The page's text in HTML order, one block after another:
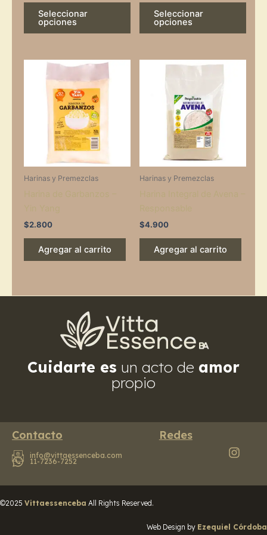
Seleccionar
opciones
product
Seleccionar
opciones
Harinas y Premezclas
$2.800
Agregar al carrito
Harinas y Premezclas
$4.900
Agregar al carrito
Cuidarte es un acto de amor
propio
Contacto
info@vittaessenceba.com
11-7236-7252
Redes
©2025 Vittaessenceba All Rights Reserved.
Web Design by Ezequiel Córdoba